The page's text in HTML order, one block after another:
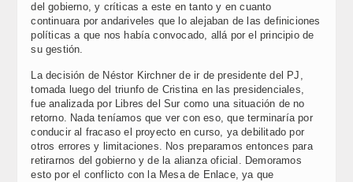
del gobierno, y críticas a este en tanto y en cuanto
continuara por andariveles que lo alejaban de las definiciones
políticas a que nos había convocado, allá por el principio de
su gestión.
La decisión de Néstor Kirchner de ir de presidente del PJ,
tomada luego del triunfo de Cristina en las presidenciales,
fue analizada por Libres del Sur como una situación de no
retorno. Nada teníamos que ver con eso, que terminaría por
conducir al fracaso el proyecto en curso, ya debilitado por
otros errores y limitaciones. Nos preparamos entonces para
retirarnos del gobierno y de la alianza oficial. Demoramos
esto por el conflicto con la Mesa de Enlace, ya que